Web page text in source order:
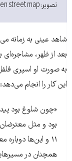
تصویر: Open street map
بعد از ظهر،
به صورت او اسپری
این کار را انجام می‌دهد:
«چون شلوغ بود
بود و مثل
همچنان در